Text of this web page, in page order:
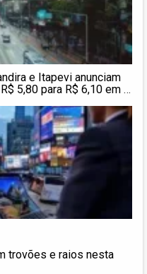
e Itapevi anunciam
5,80 para R$ 6,10 em 5
trovões e raios nesta